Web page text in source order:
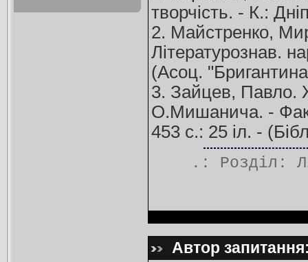
творчість. - К.:
2. Майстренко,
Літературознав.
(Асоц.
3. Зайцев, Павло.
О.Мишанича. -
453 с.: 25 іл. -
.: Розділ:
Автор